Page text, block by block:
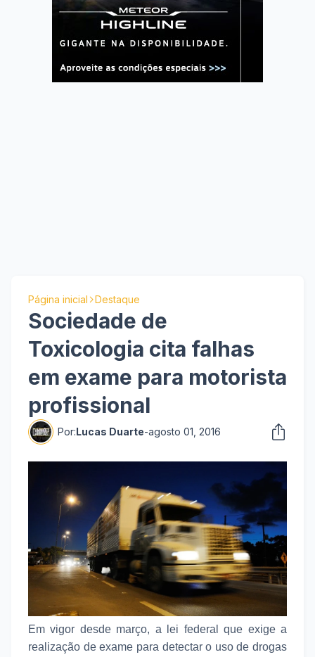
Página inicial Destaque
Sociedade de
Toxicologia cita falhas
em exame para motorista
profissional
Por:Lucas Duarte-agosto 01, 2016
Em vigor desde março, a lei federal que exige a
realização de exame para detectar o uso de drogas